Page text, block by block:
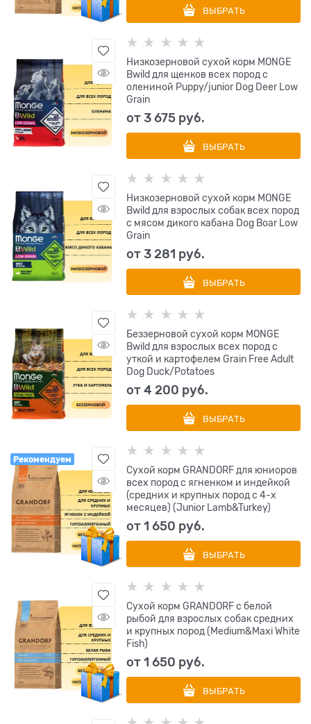
ВЫБРАТЬ
Низкозерновой сухой корм MONGE
Bwild для щенков всех пород с
олениной Puppy/junior Dog Deer Low
Grain
от3 675 руб.
ВЫБРАТЬ
Низкозерновой сухой корм MONGE
Bwild для взрослых собак всех пород
с мясом дикого кабана Dog Boar Low
Grain
от3 281 руб.
ВЫБРАТЬ
Беззерновой сухой корм MONGE
Bwild для взрослых всех пород с
уткой и картофелем Grain Free Adult
Dog Duck/Potatoes
от4 200 руб.
ВЫБРАТЬ
Рекомендуем
Сухой корм GRANDORF для юниоров
всех пород с ягненком и индейкой
(средних и крупных пород с 4-х
месяцев) (Junior Lamb&Turkey)
от1 650 руб.
ВЫБРАТЬ
Сухой корм GRANDORF с белой
рыбой для взрослых собак средних
и крупных пород (Medium&Maxi White
Fish)
от1 650 руб.
ВЫБРАТЬ